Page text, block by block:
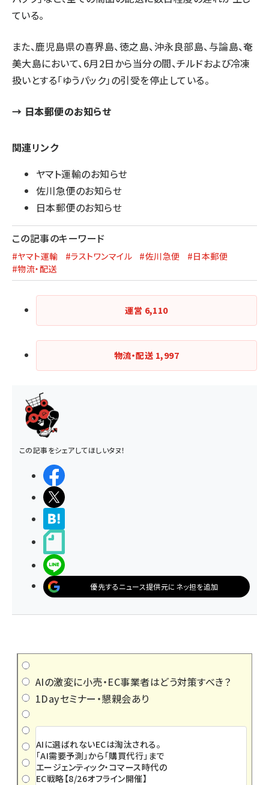
ている。
また、鹿児島県の喜界島、徳之島、沖永良部島、与論島、奄
美大島において、6月2日から当分の間、チルドおよび冷凍
扱いとする「ゆうパック」の引受を停止している。
→ 日本郵便のお知らせ
関連リンク
ヤマト運輸のお知らせ
佐川急便のお知らせ
日本郵便のお知らせ
この記事のキーワード
#ヤマト運輸 #ラストワンマイル #佐川急便
#日本郵便
#物流・配送
運営 6,110
物流・配送 1,997
この記事をシェアしてほしいタヌ！
優先するニュース提供元にネッ担を追加
AIの激変に小売・EC事業者はどう対策すべき？
1Dayセミナー・懇親会あり
AIに選ばれないECは淘汰される。
「AI需要予測」から「購買代行」まで
エージェンティック・コマース時代の
EC戦略【8/26オフライン開催】